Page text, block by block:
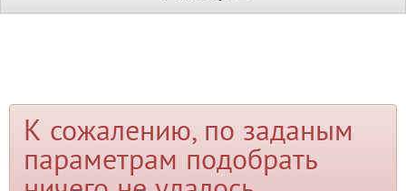
К сожалению, по заданым
параметрам подобрать